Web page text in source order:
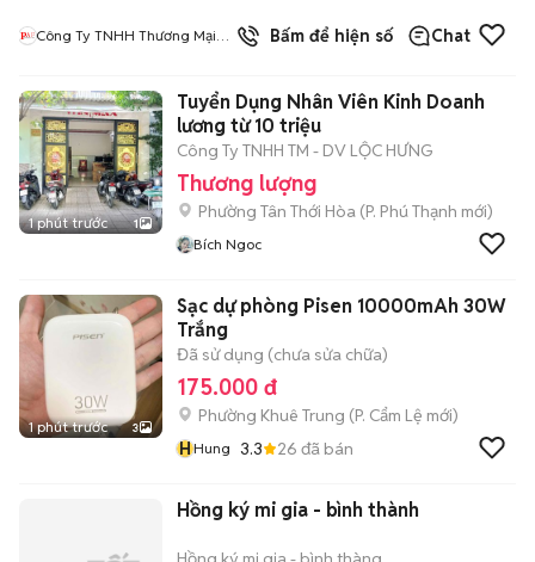
Công Ty TNHH Thương Mại
3đã bán
Bấm để hiện số Chat
1 phút trước 1
Tuyển Dụng Nhân Viên Kinh Doanh
lương từ 10 triệu
Công Ty TNHH TM - DV LỘC HƯNG
Thương lượng
Phường Tân Thới Hòa (P. Phú Thạnh mới)
Bích Ngoc
1 phút trước 3
Sạc dự phòng Pisen 10000mAh 30W
Trắng
Đã sử dụng (chưa sửa chữa)
175.000 đ
Phường Khuê Trung (P. Cẩm Lệ mới)
HHung 3.3 26 đã bán
Hồng ký mi gia - bình thành